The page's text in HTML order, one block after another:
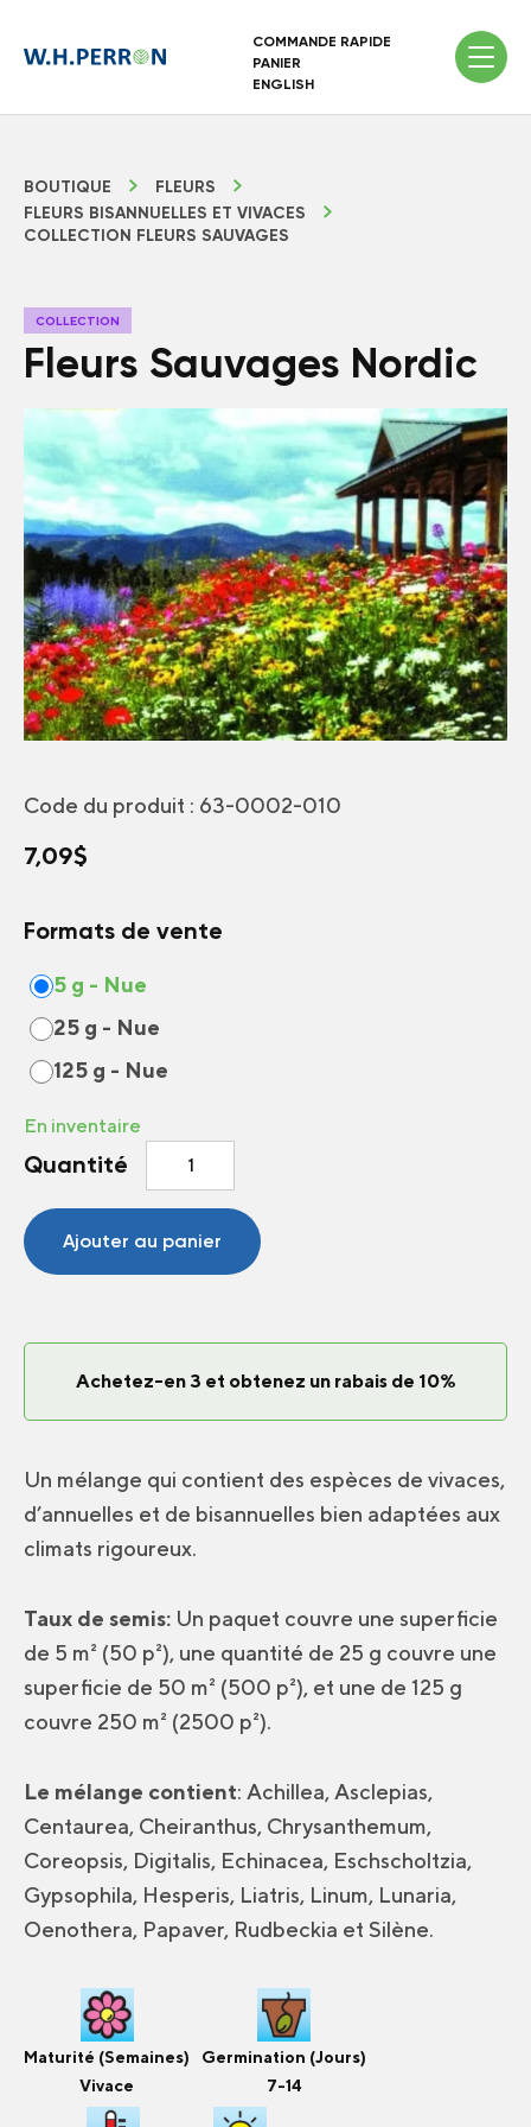
COMMANDE RAPIDE
PANIER
ENGLISH
BOUTIQUE
FLEURS
FLEURS BISANNUELLES ET VIVACES
COLLECTION FLEURS SAUVAGES
COLLECTION
Fleurs Sauvages Nordic
Code du produit : 63-0002-010
7,09$
Formats de vente
5 g - Nue
25 g - Nue
125 g - Nue
En inventaire
Quantité
quantité
Fleurs
Sauvages
Ajouter au panier
Achetez-en 3 et obtenez un rabais de 10%
Un mélange qui contient des espèces de vivaces,
d’annuelles et de bisannuelles bien adaptées aux
climats rigoureux.
Taux de semis: Un paquet couvre une superficie
de 5 m² (50 p²), une quantité de 25 g couvre une
superficie de 50 m² (500 p²), et une de 125 g
couvre 250 m² (2500 p²).
Le mélange contient: Achillea, Asclepias,
Centaurea, Cheiranthus, Chrysanthemum,
Coreopsis, Digitalis, Echinacea, Eschscholtzia,
Gypsophila, Hesperis, Liatris, Linum, Lunaria,
Oenothera, Papaver, Rudbeckia et Silène.
Maturité (Semaines)
Vivace
Germination (Jours)
7-14